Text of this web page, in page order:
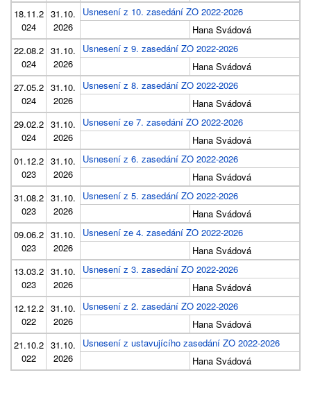
18.11.2
024
31.10.
2026
Usnesení z 10. zasedání ZO 2022-2026
Hana Svádová
22.08.2
024
31.10.
2026
Usnesení z 9. zasedání ZO 2022-2026
Hana Svádová
27.05.2
024
31.10.
2026
Usnesení z 8. zasedání ZO 2022-2026
Hana Svádová
29.02.2
024
31.10.
2026
Usnesení ze 7. zasedání ZO 2022-2026
Hana Svádová
01.12.2
023
31.10.
2026
Usnesení z 6. zasedání ZO 2022-2026
Hana Svádová
31.08.2
023
31.10.
2026
Usnesení z 5. zasedání ZO 2022-2026
Hana Svádová
09.06.2
023
31.10.
2026
Usnesení ze 4. zasedání ZO 2022-2026
Hana Svádová
13.03.2
023
31.10.
2026
Usnesení z 3. zasedání ZO 2022-2026
Hana Svádová
12.12.2
022
31.10.
2026
Usnesení z 2. zasedání ZO 2022-2026
Hana Svádová
21.10.2
022
31.10.
2026
Usnesení z ustavujícího zasedání ZO 2022-2026
Hana Svádová